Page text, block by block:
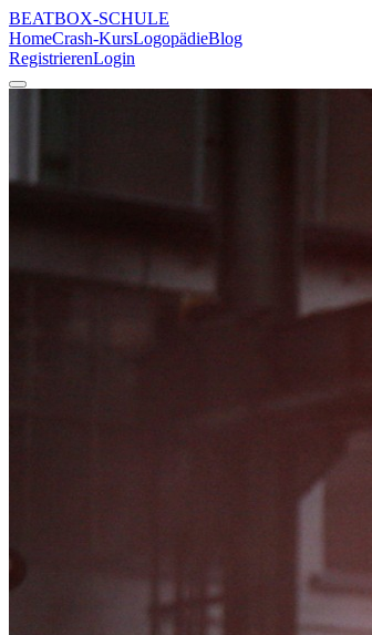
BEATBOX-SCHULE
HomeCrash-KursLogopädieBlog
RegistrierenLogin